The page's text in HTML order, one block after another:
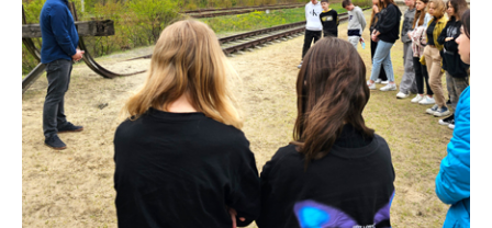
dem
Getto
Lodz.
Buchvorstellung
mit
Tanja
Kinzel